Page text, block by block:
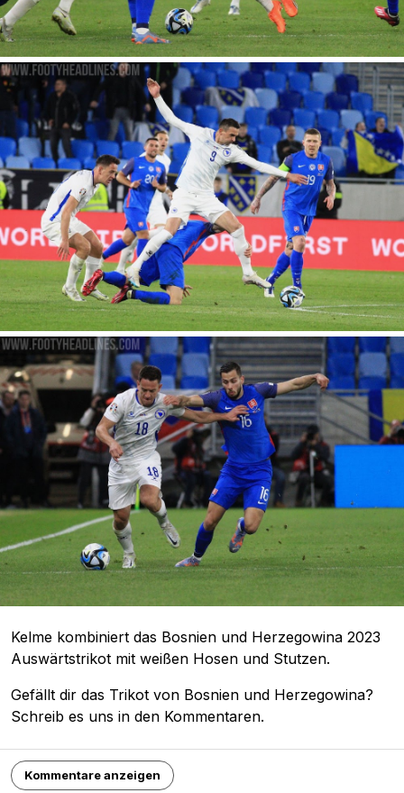
Kelme kombiniert das Bosnien und Herzegowina 2023
Auswärtstrikot mit weißen Hosen und Stutzen.
Gefällt dir das Trikot von Bosnien und Herzegowina?
Schreib es uns in den Kommentaren.
Kommentare anzeigen